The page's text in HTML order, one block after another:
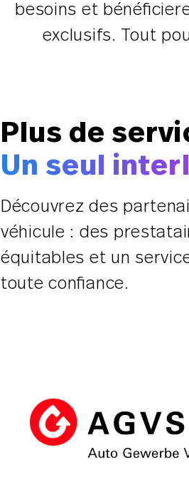
besoins et
exclusifs. Tout
Plus de
Un seul
Découvrez des
véhicule : des
équitables et un
toute confiance.